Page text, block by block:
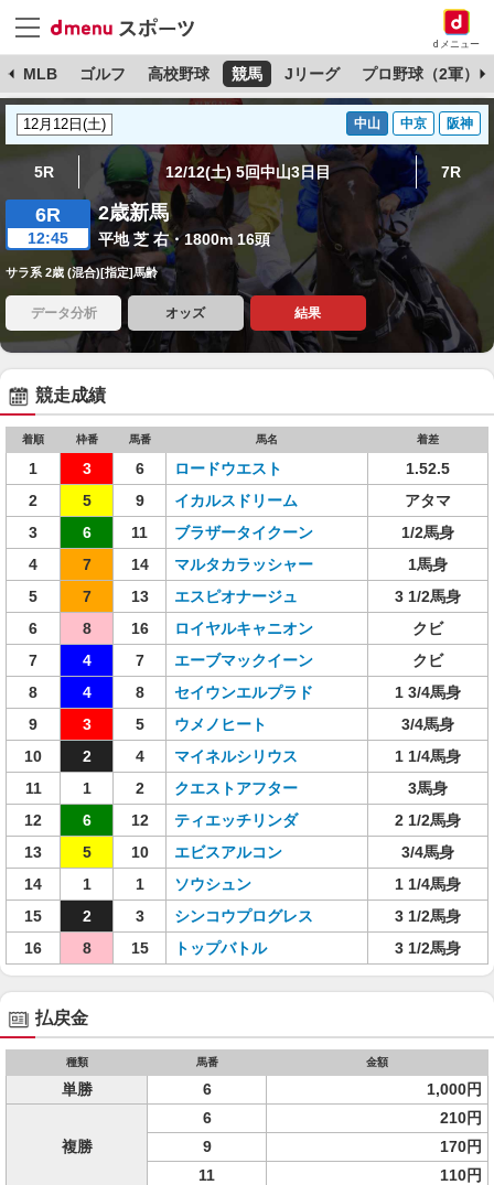
dメニュー
MLB ゴルフ 高校野球 競馬 Jリーグ プロ野球（2軍）
中山 中京 阪神
5R 12/12(土) 5回中山3日目 7R
6R
12:45
2歳新馬
平地 芝 右・1800m 16頭
サラ系 2歳 (混合)[指定]馬齢
データ分析 オッズ 結果
競走成績
着順 枠番 馬番 馬名 着差
1 3 6 ロードウエスト
1.52.5
2
5 9 イカルスドリーム
アタマ
3
6 11 ブラザータイクーン
1/2馬身
4
7 14 マルタカラッシャー
1馬身
5
7 13 エスピオナージュ
3 1/2馬身
6
8 16 ロイヤルキャニオン
クビ
7
4 7 エーブマックイーン
クビ
8
4 8 セイウンエルプラド
1 3/4馬身
9
3 5 ウメノヒート
3/4馬身
10
2 4 マイネルシリウス
1 1/4馬身
11
1 2 クエストアフター
3馬身
12
6 12 ティエッチリンダ
2 1/2馬身
13
5 10 エビスアルコン
3/4馬身
14
1 1 ソウシュン
1 1/4馬身
15
2 3 シンコウプログレス
3 1/2馬身
16
8 15 トップバトル 3 1/2馬身
払戻金
種類 馬番 金額
単勝 6 1,000円
複勝
6
210円
9
170円
11
110円